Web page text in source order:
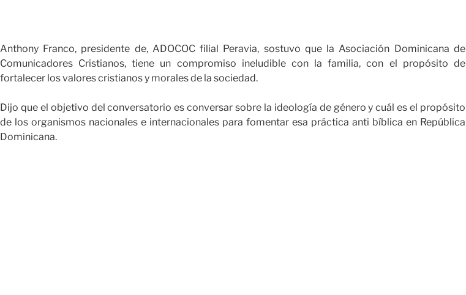
Anthony Franco, presidente de, ADOCOC filial Peravia, sostuvo que la Asociación Dominicana de
Comunicadores Cristianos, tiene un compromiso ineludible con la familia, con el propósito de
fortalecer los valores cristianos y morales de la sociedad.
Dijo que el objetivo del conversatorio es conversar sobre la ideología de género y cuál es el propósito
de los organismos nacionales e internacionales para fomentar esa práctica anti bíblica en República
Dominicana.